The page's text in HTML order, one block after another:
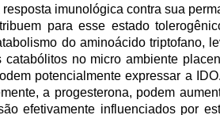
imunológica contra sua
para esse estado
do aminoácido triptofano,
no micro ambiente
potencialmente expressar a
a progesterona, podem
efetivamente influenciados por